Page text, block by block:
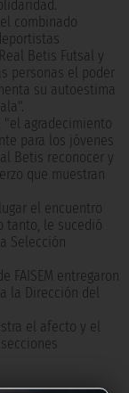
combinado
Betis Futsal y
personas el poder
su autoestima
"el agradecimiento
para los jóvenes
Betis reconocer y
que muestran
el encuentro
tanto, le sucedió
Selección
FAISEM entregaron
la Dirección del
el afecto y el